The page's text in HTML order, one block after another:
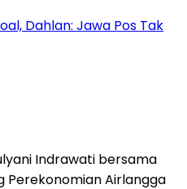
Dahlan: Jawa Pos Tak